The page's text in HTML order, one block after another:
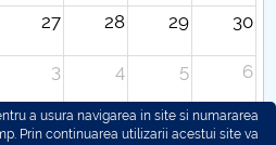
27 28 29 30
3 4 5 6
a usura navigarea in site si numararea
Prin continuarea utilizarii acestui site va